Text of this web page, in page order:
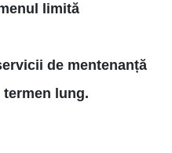
limită
de mentenanță
lung.